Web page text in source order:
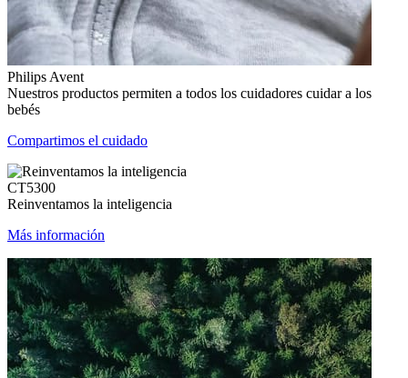
Philips Avent
Nuestros productos permiten a todos los cuidadores cuidar a los
bebés
Compartimos el cuidado
CT5300
Reinventamos la inteligencia
Más información